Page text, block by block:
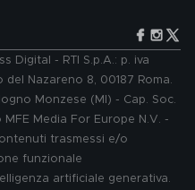
Digital - RTI S.p.A.: p. iva
Nazareno 8, 00187 Roma.
Monzese (MI) - Cap. Soc.
Media For Europe N.V. -
trasmessi e/o
funzionale
artificiale generativa.